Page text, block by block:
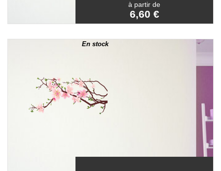
à partir de
6,60 €
En stock